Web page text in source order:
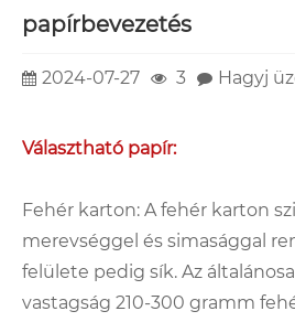
papírbevezetés
2024-07-27 3 Hagyj
Választható papír:
Fehér karton: A fehér karton
merevséggel és simasággal
felülete pedig sík. Az
vastagság 210-300 gramm